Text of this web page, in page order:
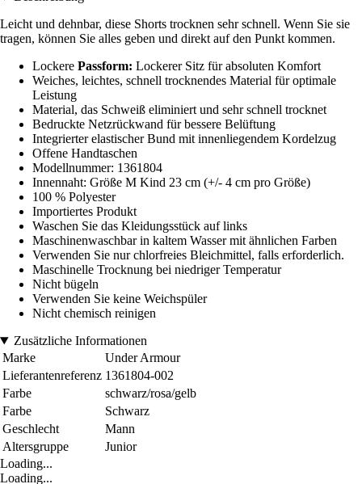
Leicht und dehnbar, diese Shorts trocknen sehr schnell. Wenn Sie sie
tragen, können Sie alles geben und direkt auf den Punkt kommen.
Lockere Passform: Lockerer Sitz für absoluten Komfort
Weiches, leichtes, schnell trocknendes Material für optimale
Leistung
Material, das Schweiß eliminiert und sehr schnell trocknet
Bedruckte Netzrückwand für bessere Belüftung
Integrierter elastischer Bund mit innenliegendem Kordelzug
Offene Handtaschen
Modellnummer: 1361804
Innennaht: Größe M Kind 23 cm (+/- 4 cm pro Größe)
100 % Polyester
Importiertes Produkt
Waschen Sie das Kleidungsstück auf links
Maschinenwaschbar in kaltem Wasser mit ähnlichen Farben
Verwenden Sie nur chlorfreies Bleichmittel, falls erforderlich.
Maschinelle Trocknung bei niedriger Temperatur
Nicht bügeln
Verwenden Sie keine Weichspüler
Nicht chemisch reinigen
Zusätzliche Informationen
Marke
Under Armour
Lieferantenreferenz 1361804-002
Farbe
schwarz/rosa/gelb
Farbe
Schwarz
Geschlecht
Mann
Altersgruppe
Junior
Loading...
Loading...